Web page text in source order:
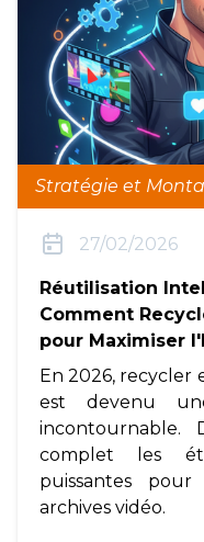
Stratégie et
27/02/2026
Réutilisation
Comment
pour Maximiser
En 2026, recycler
est devenu
incontournable.
complet les
puissantes
archives vidéo.